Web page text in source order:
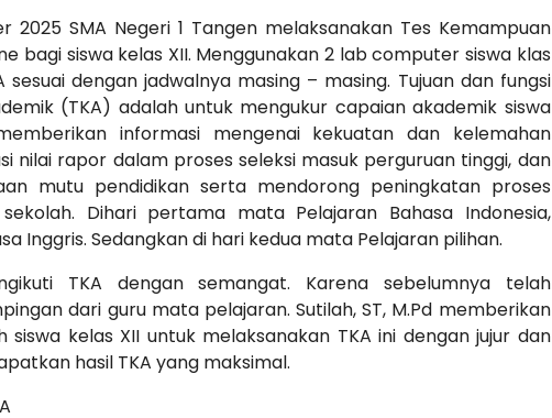
2025 SMA Negeri 1 Tangen melaksanakan Tes Kemampuan
bagi siswa kelas XII. Menggunakan 2 lab computer siswa klas
sesuai dengan jadwalnya masing – masing. Tujuan dan fungsi
(TKA) adalah untuk mengukur capaian akademik siswa
informasi mengenai kekuatan dan kelemahan
nilai rapor dalam proses seleksi masuk perguruan tinggi, dan
mutu pendidikan serta mendorong peningkatan proses
Dihari pertama mata Pelajaran Bahasa Indonesia,
Inggris. Sedangkan di hari kedua mata Pelajaran pilihan.
TKA dengan semangat. Karena sebelumnya telah
dari guru mata pelajaran. Sutilah, ST, M.Pd memberikan
siswa kelas XII untuk melaksanakan TKA ini dengan jujur dan
hasil TKA yang maksimal.